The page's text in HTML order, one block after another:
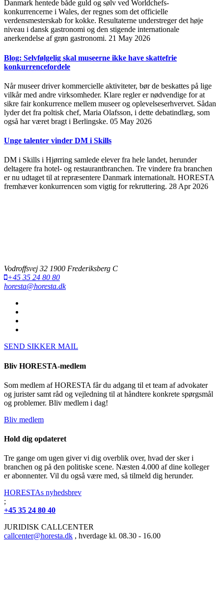
Danmark hentede både guld og sølv ved Worldchefs-
konkurrencerne i Wales, der regnes som det officielle
verdensmesterskab for kokke. Resultaterne understreger det høje
niveau i dansk gastronomi og den stigende internationale
anerkendelse af grøn gastronomi. 21 May 2026
Blog: Selvfølgelig skal museerne ikke have skattefrie
konkurrencefordele
Når museer driver kommercielle aktiviteter, bør de beskattes på lige
vilkår med andre virksomheder. Klare regler er nødvendige for at
sikre fair konkurrence mellem museer og oplevelseserhvervet. Sådan
lyder det fra poltisk chef, Maria Olafsson, i dette debatindlæg, som
også har været bragt i Berlingske. 05 May 2026
Unge talenter vinder DM i Skills
DM i Skills i Hjørring samlede elever fra hele landet, herunder
deltagere fra hotel- og restaurantbranchen. Tre vindere fra branchen
er nu udtaget til at repræsentere Danmark internationalt. HORESTA
fremhæver konkurrencen som vigtig for rekruttering. 28 Apr 2026
Vodroffsvej 32 1900 Frederiksberg C
+45 35 24 80 80
horesta@horesta.dk
SEND SIKKER MAIL
Bliv HORESTA-medlem
Som medlem af HORESTA får du adgang til et team af advokater
og jurister samt råd og vejledning til at håndtere konkrete spørgsmål
og problemer. Bliv medlem i dag!
Bliv medlem
Hold dig opdateret
Tre gange om ugen giver vi dig overblik over, hvad der sker i
branchen og på den politiske scene. Næsten 4.000 af dine kolleger
er abonnenter. Vil du også være med, så tilmeld dig herunder.
HORESTAs nyhedsbrev
;
+45 35 24 80 40
JURIDISK CALLCENTER
callcenter@horesta.dk , hverdage kl. 08.30 - 16.00